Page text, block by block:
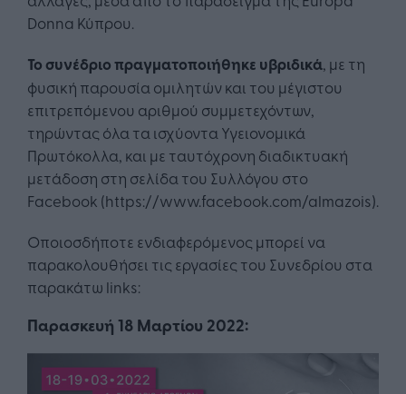
Donna Κύπρου.
Το συνέδριο πραγματοποιήθηκε υβριδικά , με τη
φυσική παρουσία ομιλητών και του μέγιστου
επιτρεπόμενου αριθμού συμμετεχόντων,
τηρώντας όλα τα ισχύοντα Υγειονομικά
Πρωτόκολλα, και με ταυτόχρονη διαδικτυακή
μετάδοση στη σελίδα του Συλλόγου στο
Facebook (https://www.facebook.com/almazois).
Οποιοσδήποτε ενδιαφερόμενος μπορεί να
παρακολουθήσει τις εργασίες του Συνεδρίου στα
παρακάτω links:
Παρασκευή 18 Μαρτίου 2022: